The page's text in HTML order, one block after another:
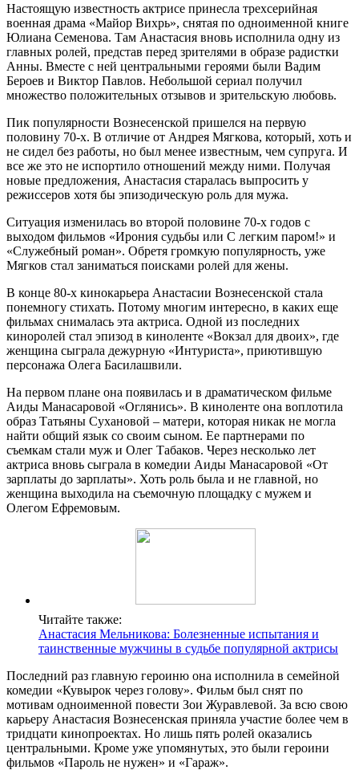
Настоящую известность актрисе принесла трехсерийная
военная драма «Майор Вихрь», снятая по одноименной книге
Юлиана Семенова. Там Анастасия вновь исполнила одну из
главных ролей, представ перед зрителями в образе радистки
Анны. Вместе с ней центральными героями были Вадим
Бероев и Виктор Павлов. Небольшой сериал получил
множество положительных отзывов и зрительскую любовь.
Пик популярности Вознесенской пришелся на первую
половину 70-х. В отличие от Андрея Мягкова, который, хоть и
не сидел без работы, но был менее известным, чем супруга. И
все же это не испортило отношений между ними. Получая
новые предложения, Анастасия старалась выпросить у
режиссеров хотя бы эпизодическую роль для мужа.
Ситуация изменилась во второй половине 70-х годов с
выходом фильмов «Ирония судьбы или С легким паром!» и
«Служебный роман». Обретя громкую популярность, уже
Мягков стал заниматься поисками ролей для жены.
В конце 80-х кинокарьера Анастасии Вознесенской стала
понемногу стихать. Потому многим интересно, в каких еще
фильмах снималась эта актриса. Одной из последних
киноролей стал эпизод в киноленте «Вокзал для двоих», где
женщина сыграла дежурную «Интуриста», приютившую
персонажа Олега Басилашвили.
На первом плане она появилась и в драматическом фильме
Аиды Манасаровой «Оглянись». В киноленте она воплотила
образ Татьяны Сухановой – матери, которая никак не могла
найти общий язык со своим сыном. Ее партнерами по
съемкам стали муж и Олег Табаков. Через несколько лет
актриса вновь сыграла в комедии Аиды Манасаровой «От
зарплаты до зарплаты». Хоть роль была и не главной, но
женщина выходила на съемочную площадку с мужем и
Олегом Ефремовым.
Читайте также:
Анастасия Мельникова: Болезненные испытания и
таинственные мужчины в судьбе популярной актрисы
Последний раз главную героиню она исполнила в семейной
комедии «Кувырок через голову». Фильм был снят по
мотивам одноименной повести Зои Журавлевой. За всю свою
карьеру Анастасия Вознесенская приняла участие более чем в
тридцати кинопроектах. Но лишь пять ролей оказались
центральными. Кроме уже упомянутых, это были героини
фильмов «Пароль не нужен» и «Гараж».